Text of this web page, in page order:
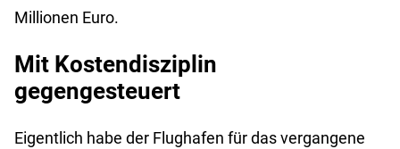
Millionen Euro.
Mit Kostendisziplin
gegengesteuert
Eigentlich habe der Flughafen für das vergangene